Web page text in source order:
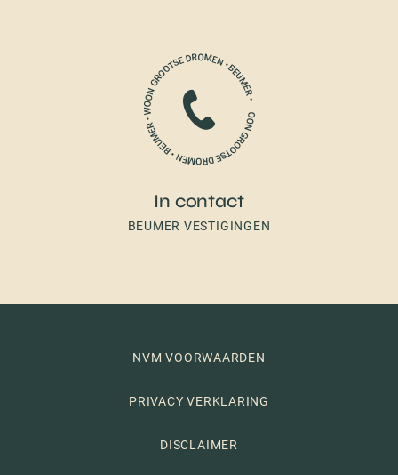
In contact
BEUMER VESTIGINGEN
NVM VOORWAARDEN
PRIVACY VERKLARING
DISCLAIMER